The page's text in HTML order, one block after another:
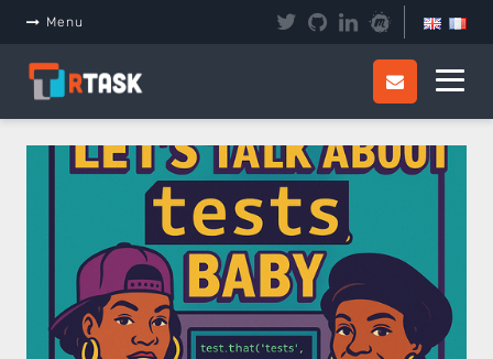
Menu
Panneau de gestion des cookies